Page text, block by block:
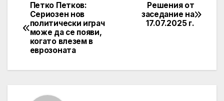
Post
navigation
Решения от
заседание на
17.07.2025 г.
Петко Петков:
Сериозен нов
политически играч
може да се появи,
когато влезем в
еврозоната